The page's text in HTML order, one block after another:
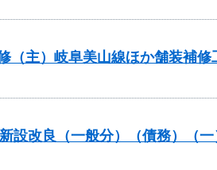
主）岐阜美山線ほか舗装補
設改良（一般分）（債務）（